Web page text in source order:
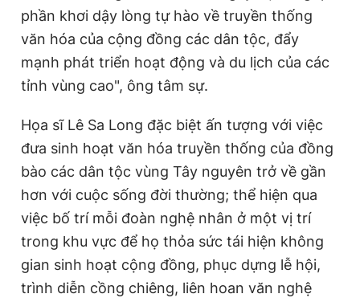
phần khơi dậy lòng tự hào về truyền thống
văn hóa của cộng đồng các dân tộc, đẩy
mạnh phát triển hoạt động và du lịch của các
tỉnh vùng cao", ông tâm sự.
Họa sĩ Lê Sa Long đặc biệt ấn tượng với việc
đưa sinh hoạt văn hóa truyền thống của đồng
bào các dân tộc vùng Tây nguyên trở về gần
hơn với cuộc sống đời thường; thể hiện qua
việc bố trí mỗi đoàn nghệ nhân ở một vị trí
trong khu vực để họ thỏa sức tái hiện không
gian sinh hoạt cộng đồng, phục dựng lễ hội,
trình diễn cồng chiêng, liên hoan văn nghệ